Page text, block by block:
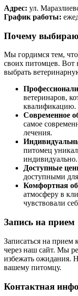
Адрес: ул.
График работы:
Почему
Мы гордимся тем,
своих питомцев. Вот
выбрать
ветеринаров,
квалификацию.
Современное
самое
лечения.
питомец
индивидуально.
Доступные
доступными
Комфортная
атмосферу в
чувствовали
Запись на прием
Записаться на прием
через наш сайт. Мы
избежать ожидания.
вашему питомцу.
Контактная